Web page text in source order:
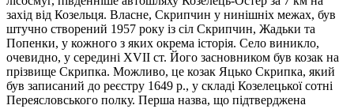
захід від Козельця. Власне, Скрипчин у нинішніх межах, був
штучно створений 1957 року із сіл Скрипчин, Жадь­ки та
Попенки, у кожного з яких окрема історія. Село виникло,
очевидно, у середині XVII ст. Його засновником був козак на
прізвище Скрип­ка. Можливо, це козак Яцько Скрипка, який
був записаний до реєстру 1649 р., у складі Ко­зе­лець­кої сотні
Переясловського полку. Перша назва, що підтверджена